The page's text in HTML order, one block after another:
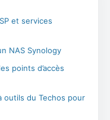
et services
NAS Synology
points d’accès
outils du Techos pour